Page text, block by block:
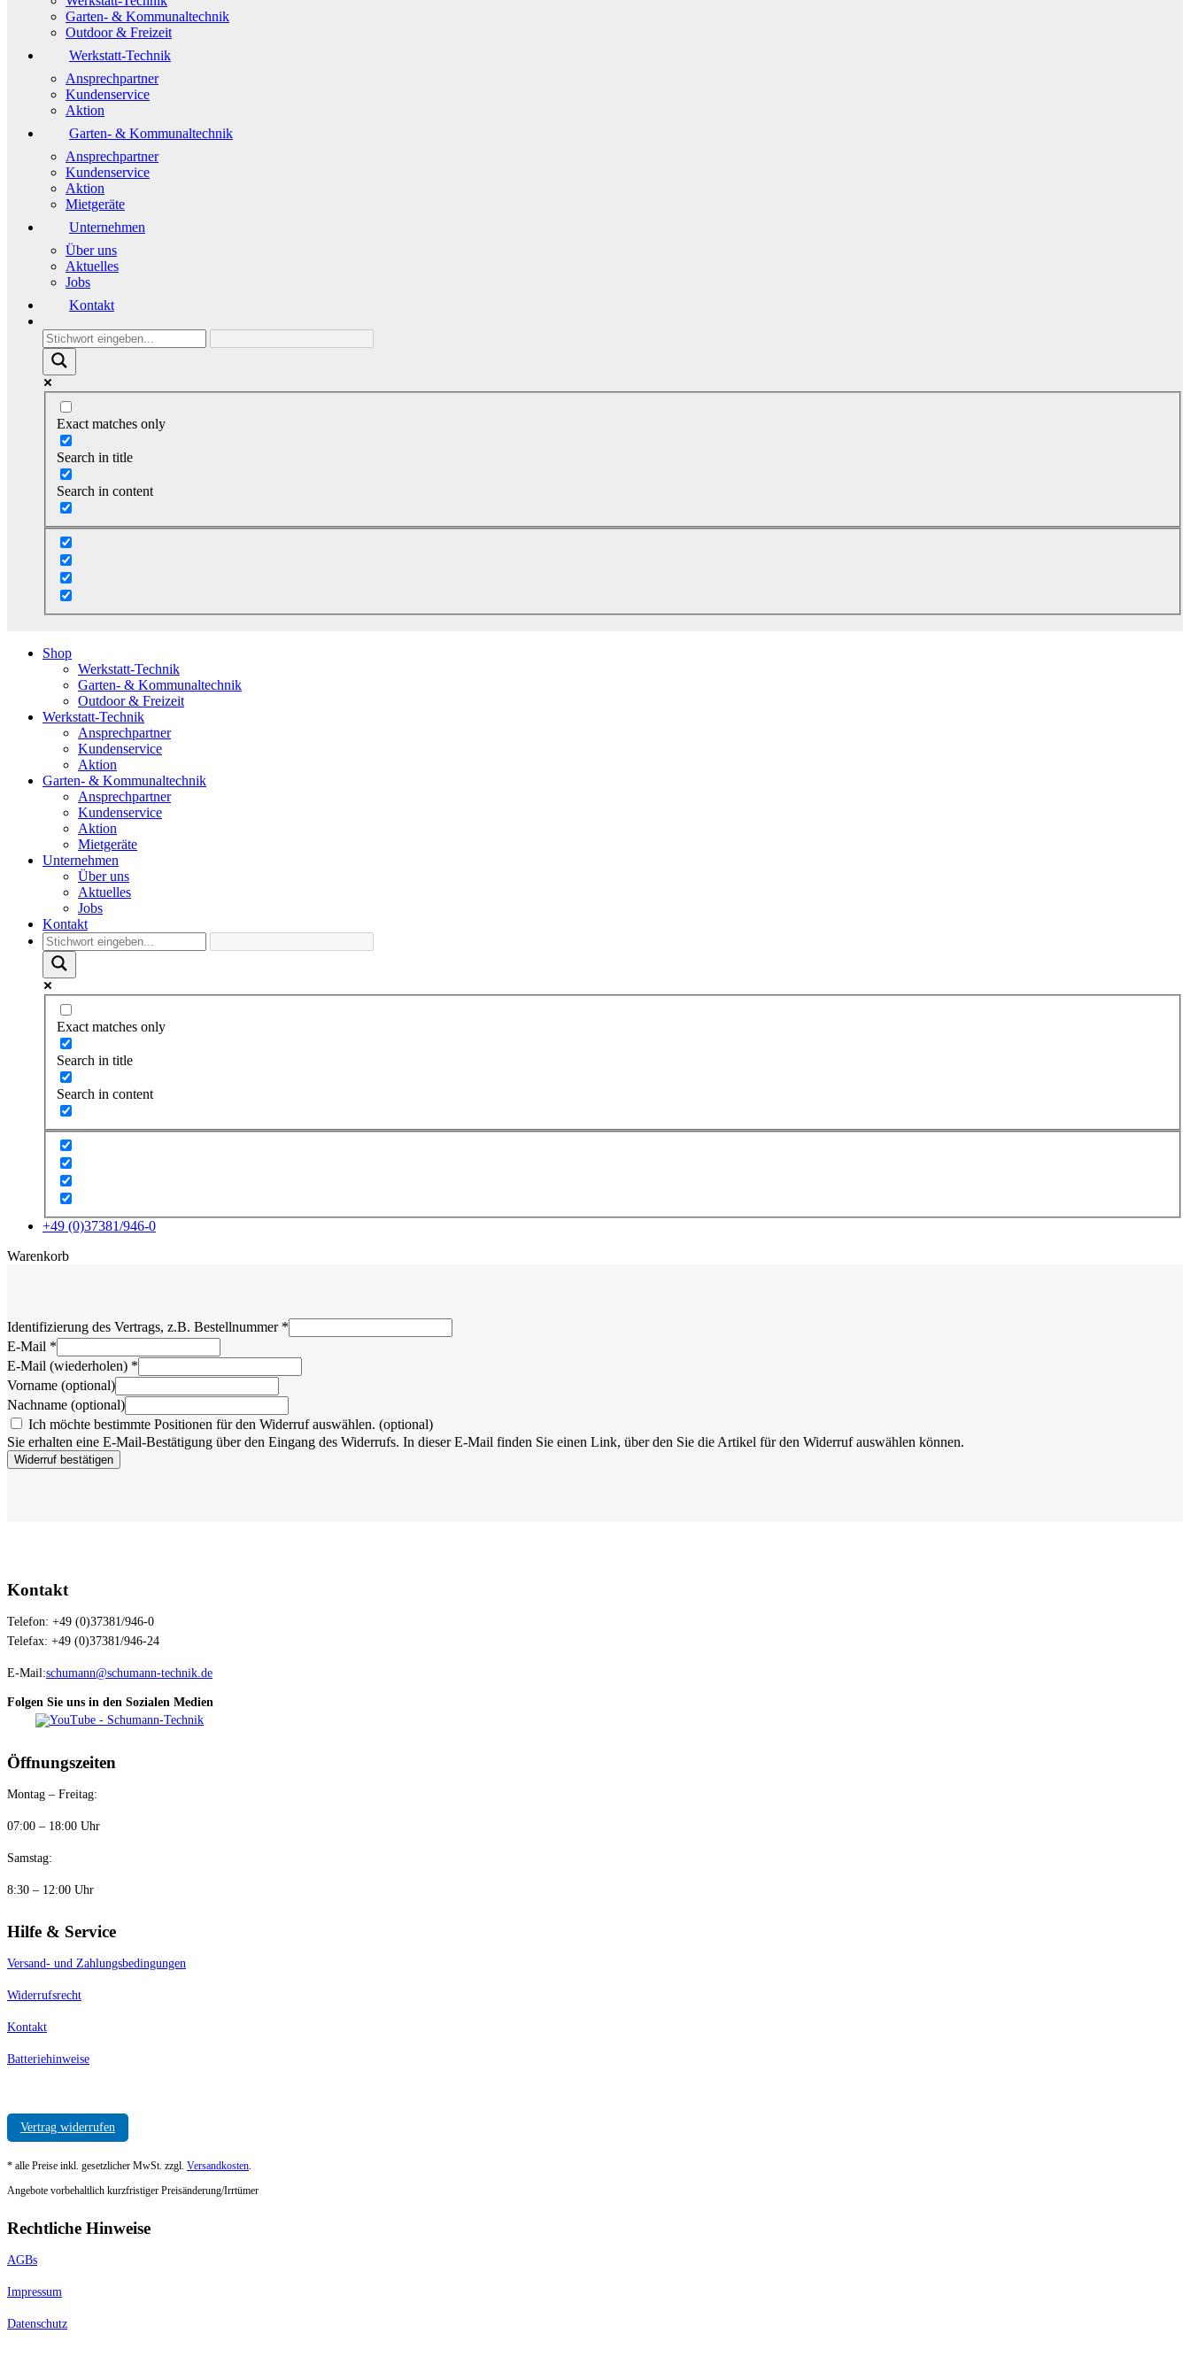
Garten- & Kommunaltechnik
Outdoor & Freizeit
Werkstatt-Technik
Ansprechpartner
Kundenservice
Aktion
Garten- & Kommunaltechnik
Ansprechpartner
Kundenservice
Aktion
Mietgeräte
Unternehmen
Über uns
Aktuelles
Jobs
Kontakt
Exact matches only
Search in title
Search in content
Shop
Werkstatt-Technik
Garten- & Kommunaltechnik
Outdoor & Freizeit
Werkstatt-Technik
Ansprechpartner
Kundenservice
Aktion
Garten- & Kommunaltechnik
Ansprechpartner
Kundenservice
Aktion
Mietgeräte
Unternehmen
Über uns
Aktuelles
Jobs
Kontakt
Exact matches only
Search in title
Search in content
+49 (0)37381/946-0
Warenkorbx
Identifizierung des Vertrags, z.B. Bestellnummer *
E-Mail *
E-Mail (wiederholen) *
Vorname (optional)
Nachname (optional)
Ich möchte bestimmte Positionen für den Widerruf auswählen. (optional)
Sie erhalten eine E-Mail-Bestätigung über den Eingang des Widerrufs. In dieser E-Mail finden Sie einen Link, über den Sie die Artikel für den Widerruf auswählen können.
Widerruf bestätigen
Kontakt
Telefon: +49 (0)37381/946-0
Telefax: +49 (0)37381/946-24
E-Mail:schumann@schumann-technik.de
Folgen Sie uns in den Sozialen Medien
Öffnungszeiten
Montag – Freitag:
07:00 – 18:00 Uhr
Samstag:
8:30 – 12:00 Uhr
Hilfe & Service
Versand- und Zahlungsbedingungen
Widerrufsrecht
Kontakt
Batteriehinweise
Vertrag widerrufen
* alle Preise inkl. gesetzlicher MwSt. zzgl. Versandkosten.
Angebote vorbehaltlich kurzfristiger Preisänderung/Irrtümer
Rechtliche Hinweise
AGBs
Impressum
Datenschutz